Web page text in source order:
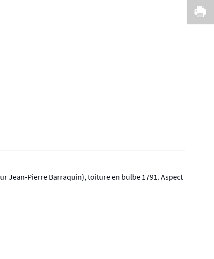
Jean-Pierre Barraquin), toiture en bulbe 1791. Aspect